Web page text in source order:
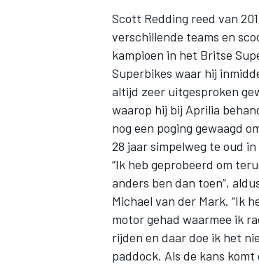
Scott Redding reed van
verschillende teams en
kampioen in het Britse
Superbikes waar hij
altijd zeer uitgesproken
waarop hij bij Aprilia
nog een poging gewaagd
28 jaar simpelweg te oud
“Ik heb geprobeerd om
anders ben dan toen”,
Michael van der Mark. “Ik
motor gehad waarmee ik
rijden en daar doe ik het
paddock. Als de kans